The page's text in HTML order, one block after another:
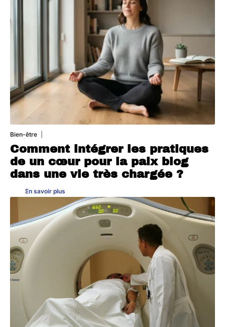
Bien-être
Comment intégrer les pratiques
de un cœur pour la paix blog
dans une vie très chargée ?
En savoir plus